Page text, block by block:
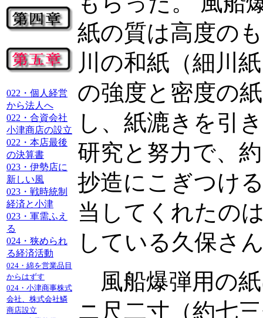
022・個人経営
から法人へ
022・合資会社
小津商店の設立
022・本店最後
の決算書
023・伊勢店に
新しい風
023・戦時統制
経済と小津
023・軍需ふえ
る
024・狭められ
る経済活動
024・綿を営業品目
からはずす
024・小津商事株式
会社、株式会社鱗
商店設立
紙の質は高度の
川の和紙（細川
の強度と密度の
し、紙漉きを引
研究と努力で、
抄造にこぎつけ
当してくれたの
している久保さ
風船爆弾用の
ニ尺二寸（約七